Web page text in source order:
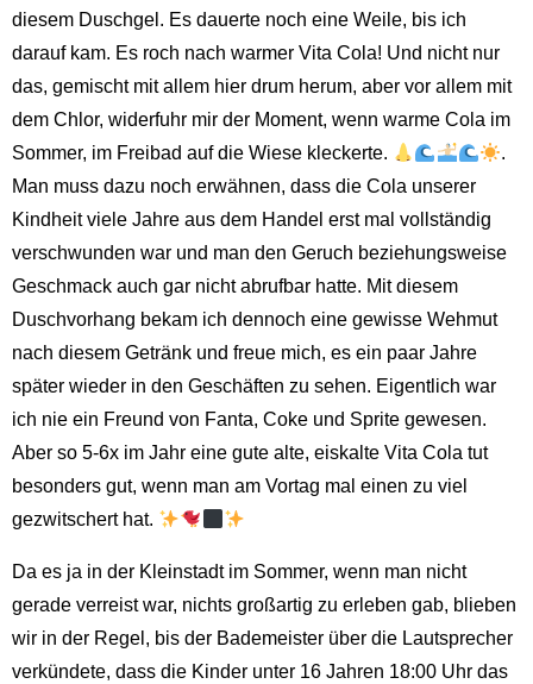
diesem Duschgel. Es dauerte noch eine Weile, bis ich
darauf kam. Es roch nach warmer Vita Cola! Und nicht nur
das, gemischt mit allem hier drum herum, aber vor allem mit
dem Chlor, widerfuhr mir der Moment, wenn warme Cola im
Sommer, im Freibad auf die Wiese kleckerte.
.
Man muss dazu noch erwähnen, dass die Cola unserer
Kindheit viele Jahre aus dem Handel erst mal vollständig
verschwunden war und man den Geruch beziehungsweise
Geschmack auch gar nicht abrufbar hatte. Mit diesem
Duschvorhang bekam ich dennoch eine gewisse Wehmut
nach diesem Getränk und freue mich, es ein paar Jahre
später wieder in den Geschäften zu sehen. Eigentlich war
ich nie ein Freund von Fanta, Coke und Sprite gewesen.
Aber so 5-6x im Jahr eine gute alte, eiskalte Vita Cola tut
besonders gut, wenn man am Vortag mal einen zu viel
gezwitschert hat.
Da es ja in der Kleinstadt im Sommer, wenn man nicht
gerade verreist war, nichts großartig zu erleben gab, blieben
wir in der Regel, bis der Bademeister über die Lautsprecher
verkündete, dass die Kinder unter 16 Jahren 18:00 Uhr das